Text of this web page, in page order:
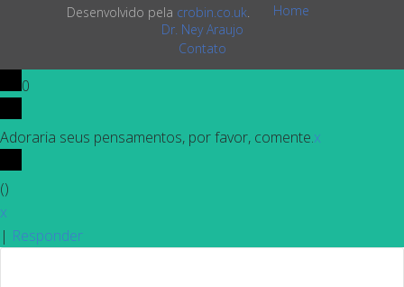
Desenvolvido pela crobin.co.uk
Home
Dr. Ney Araujo
Contato
0
Adoraria seus pensamentos, por favor, comente.x
()
x
| Responder